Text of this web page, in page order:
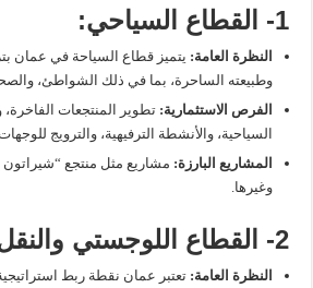
1- القطاع السياحي:
النظرة العامة: يتميز قطاع السياحة في عمان
وطبيعته الساحرة، بما في ذلك الشواطئ،
الفرص الاستثمارية: تطوير المنتجعات الفاخرة،
السياحية، والأنشطة الترفيهية، والترويج
المشاريع البارزة: مشاريع مثل منتجع “شيراتون
وغيرها.
2- القطاع اللوجستي والنقل:
النظرة العامة: تعتبر عمان نقطة ربط